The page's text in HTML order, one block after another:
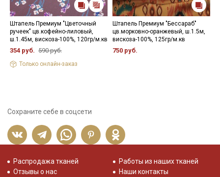
Штапель Премиум "Цветочный
ручеек" цв.кофейно-лиловый,
ш.1.45м, вискоза-100%, 120гр/м.кв
354 руб. 590 руб.
Только онлайн-заказ
Штапель Премиум "Бессараб"
цв.морковно-оранжевый, ш.1.5м,
вискоза-100%, 125гр/м.кв
750 руб.
Сохраните себе в соцсети
Распродажа тканей
Отзывы о нас
Работы из наших тканей
Наши контакты